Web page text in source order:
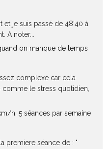
et je suis passé de 48’40 à
A noter...
on manque de temps
complexe car cela
le stress quotidien,
h, 5 séances par semaine
premiere séance de : "